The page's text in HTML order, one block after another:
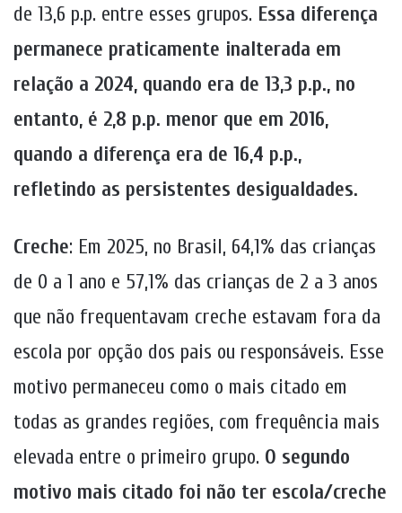
de 13,6 p.p. entre esses grupos. Essa diferença
permanece praticamente inalterada em
relação a 2024, quando era de 13,3 p.p., no
entanto, é 2,8 p.p. menor que em 2016,
quando a diferença era de 16,4 p.p.,
refletindo as persistentes desigualdades.
Creche: Em 2025, no Brasil, 64,1% das crianças
de 0 a 1 ano e 57,1% das crianças de 2 a 3 anos
que não frequentavam creche estavam fora da
escola por opção dos pais ou responsáveis. Esse
motivo permaneceu como o mais citado em
todas as grandes regiões, com frequência mais
elevada entre o primeiro grupo. O segundo
motivo mais citado foi não ter escola/creche